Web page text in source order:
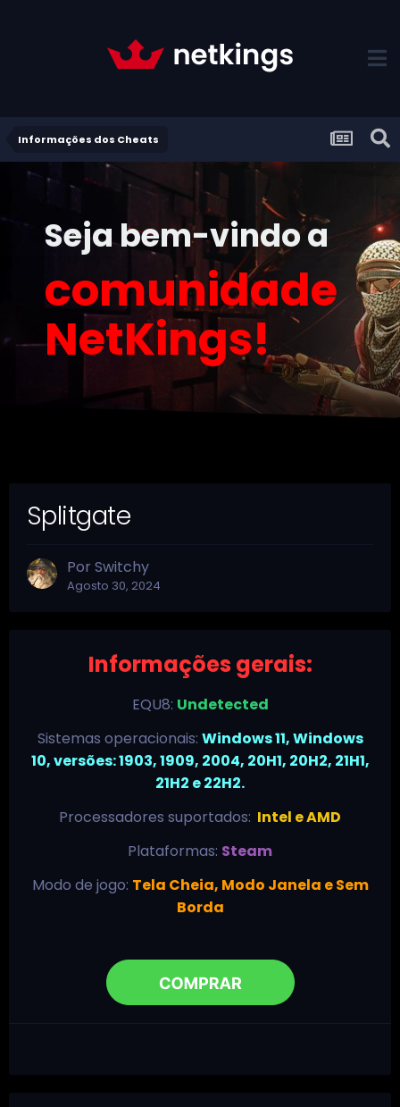
Informações dos Cheats
Seja bem-vindo a
comunidade
NetKings!
Splitgate
Por Switchy
Agosto 30, 2024
Informações gerais:
EQU8: Undetected
Sistemas operacionais: Windows 11, Windows
10, versões: 1903, 1909, 2004, 20H1, 20H2, 21H1,
21H2 e 22H2.
Processadores suportados: Intel e AMD
Plataformas: Steam
Modo de jogo: Tela Cheia, Modo Janela e Sem
Borda